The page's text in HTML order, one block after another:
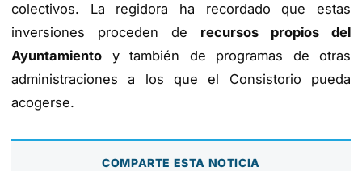
colectivos. La regidora ha recordado que estas
inversiones proceden de recursos propios del
Ayuntamiento y también de programas de otras
administraciones a los que el Consistorio pueda
acogerse.
COMPARTE ESTA NOTICIA